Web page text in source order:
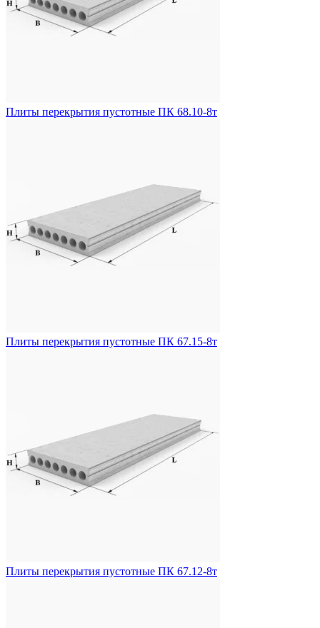
Плиты перекрытия пустотные ПК 68.10-8т
Плиты перекрытия пустотные ПК 67.15-8т
Плиты перекрытия пустотные ПК 67.12-8т